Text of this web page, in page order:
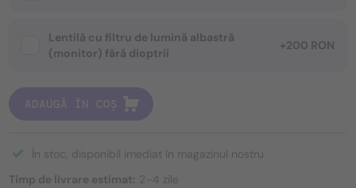
Lentilă cu filtru de lumină albastră
(monitor) fără dioptrii
+200 RON
ADAUGĂ ÎN COȘ
În stoc, disponibil imediat în magazinul nostru
Timp de livrare estimat: 2–4 zile